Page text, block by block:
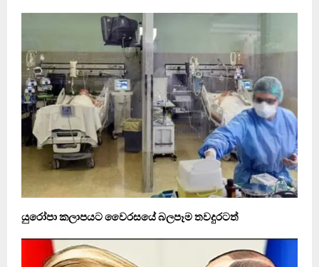
යුරෝපා කලාපයට වෛරසයේ බලපෑම තවදුරටත්